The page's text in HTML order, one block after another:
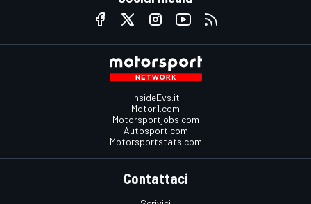
InsideEvs.it
Motor1.com
Motorsportjobs.com
Autosport.com
Motorsportstats.com
Contattaci